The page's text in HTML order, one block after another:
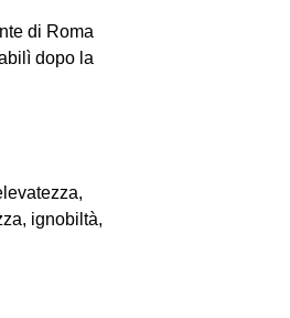
di Roma
dopo la
ignobiltà,